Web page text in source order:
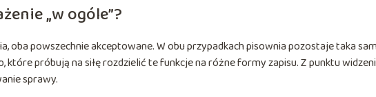
„w ogóle”?
oba powszechnie akceptowane. W obu przypadkach pisownia pozostaje taka
które próbują na siłę rozdzielić te funkcje na różne formy zapisu. Z punktu
sprawy.